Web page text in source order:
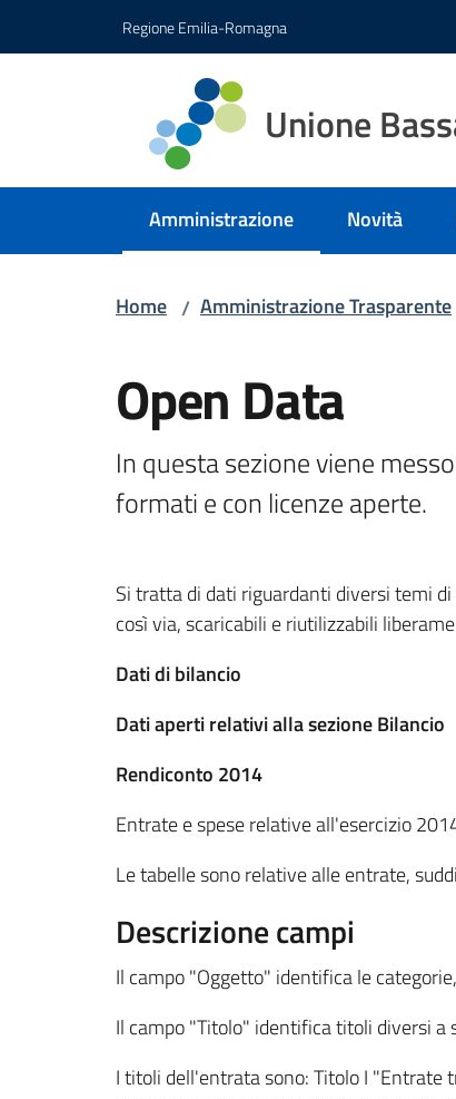
Regione Emilia-Romagna
Unione
Amministrazione
Menu selezionato Novità
Home / Amministrazione Trasparente
Open Data
In questa sezione viene
formati e con licenze aperte.
Si tratta di dati riguardanti diversi temi
così via, scaricabili e riutilizzabili
Dati di bilancio
Dati aperti relativi alla sezione Bilancio
Rendiconto 2014
Entrate e spese relative all'esercizio
Le tabelle sono relative alle entrate,
Descrizione campi
Il campo "Oggetto" identifica le
Il campo "Titolo" identifica titoli diversi a
I titoli dell'entrata sono: Titolo I "Entrate